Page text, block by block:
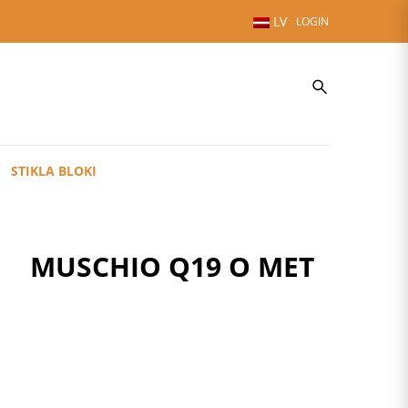
LOGIN
LV
STIKLA BLOKI
MUSCHIO Q19 O MET